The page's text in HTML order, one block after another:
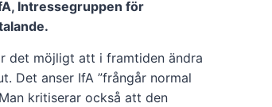
Intressegruppen för
det möjligt att i framtiden ändra
Det anser IfA ”frångår normal
kritiserar också att den